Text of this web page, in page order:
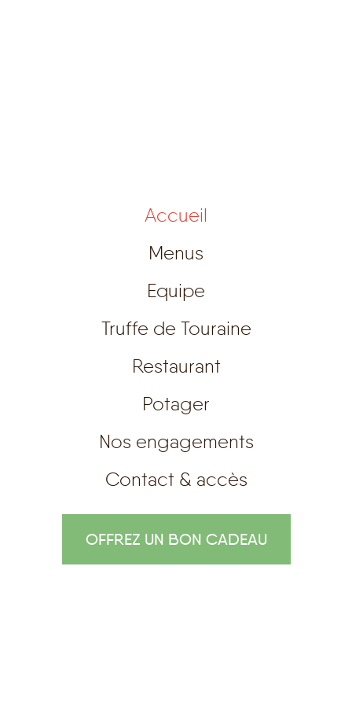
Accueil
Menus
Equipe
Truffe de Touraine
Restaurant
Potager
Nos engagements
Contact & accès
OFFREZ UN BON CADEAU